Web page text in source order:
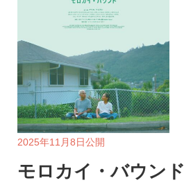
2025年11月8日公開
モロカイ・バウンド